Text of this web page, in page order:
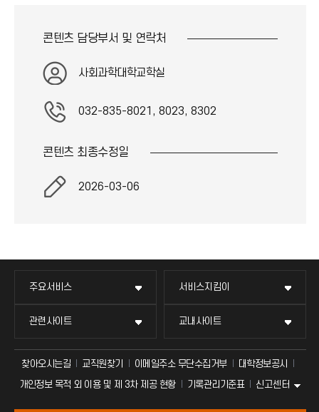
콘텐츠 담당부서 및 연락처
사회과학대학교학실
032-835-8021, 8023, 8302
콘텐츠 최종수정일
2026-03-06
주요서비스 서비스지킴이
관련사이트 교내사이트
찾아오시는길 교직원찾기 이메일주소 무단수집거부
대학정보공시
개인정보 목적 외 이용 및 제 3차 제공 현황
기록관리기준표 신고센터